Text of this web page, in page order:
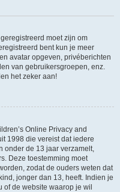
moet zijn om
bent kun je meer
avatar opgeven, privéberichten
van gebruikersgroepen, enz.
het zeker aan!
Online Privacy and
1998 die vereist dat iedere
onder de 13 jaar verzamelt,
Deze toestemming moet
zodat de ouders weten dat
jonger dan 13, heeft. Indien je
of de website waarop je wil